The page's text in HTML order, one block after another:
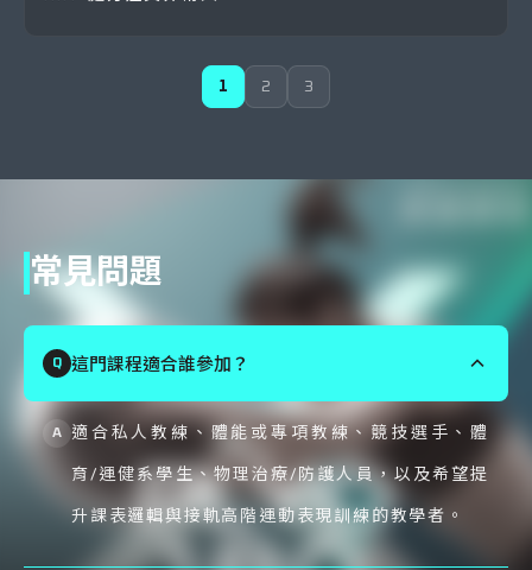
1 2 3
常見問題
這門課程適合誰參加？
適合私人教練、體能或專項教練、競技選手、體
育/運健系學生、物理治療/防護人員，以及希望提
升課表邏輯與接軌高階運動表現訓練的教學者。